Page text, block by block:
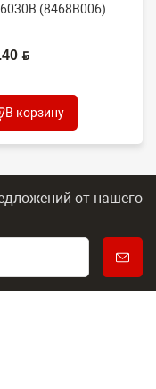
6030B (8468B006)
BYN
В корзину
от нашего